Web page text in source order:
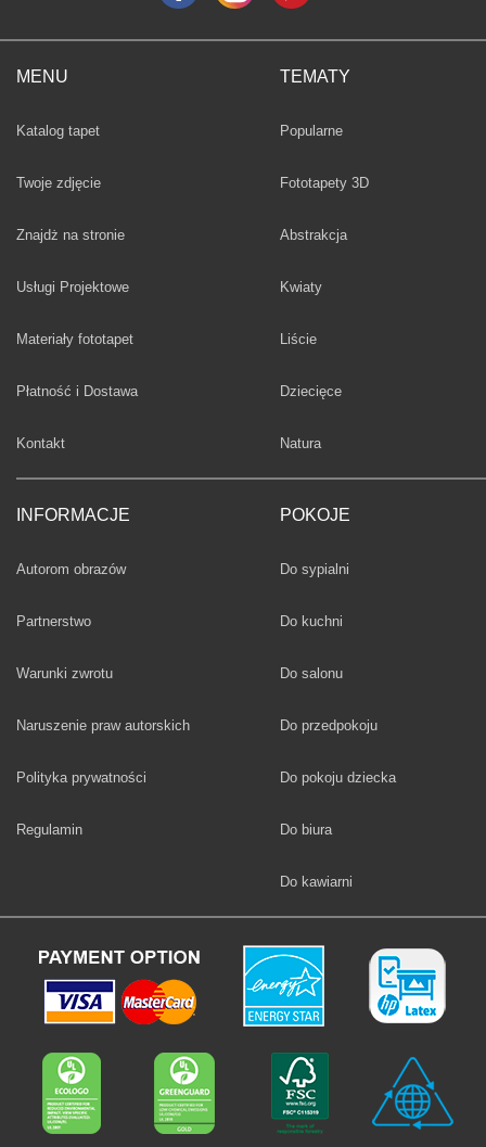
MENU
Katalog tapet
Twoje zdjęcie
Znajdż na stronie
Usługi Projektowe
Materiały fototapet
Płatność i Dostawa
Kontakt
INFORMACJE
Autorom obrazów
Partnerstwo
Warunki zwrotu
Naruszenie praw autorskich
Polityka prywatności
Regulamin
TEMATY
Fototapety
Popularne
Fototapety 3D
Fototapety
Abstrakcja
Fototapety
Kwiaty
Fototapety
Liście
Fototapety
Dziecięce
Fototapety
Natura
POKOJE
Fototapety
Do sypialni
Fototapety
Do kuchni
Fototapety
Do salonu
Fototapety
Do przedpokoju
Fototapety
Do pokoju dziecka
Fototapety
Do biura
Fototapety
Do kawiarni